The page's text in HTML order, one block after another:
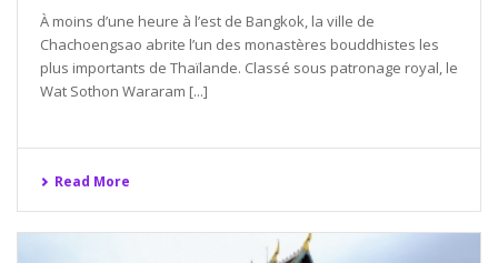
À moins d’une heure à l’est de Bangkok, la ville de
Chachoengsao abrite l’un des monastères bouddhistes les
plus importants de Thaïlande. Classé sous patronage royal, le
Wat Sothon Wararam [...]
Read More